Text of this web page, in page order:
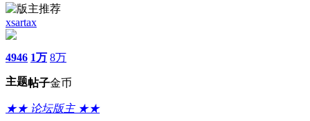
xsartax
4946
主题
1万
帖子
8万
金币
★★ 论坛版主 ★★